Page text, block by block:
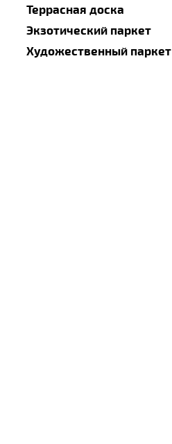
Террасная доска
Экзотический паркет
Художественный паркет